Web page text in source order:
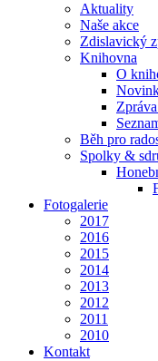
Aktuality
Naše akce
Zdislavický
Knihovna
O
Běh pro
Spolky &
Fotogalerie
2017
2016
2015
2014
2013
2012
2011
2010
Kontakt